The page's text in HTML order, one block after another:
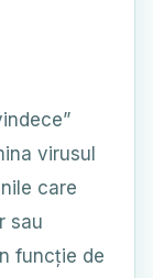
virusul
care
sau
funcție de